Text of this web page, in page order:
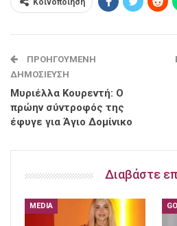
Κοινοποίηση
ΠΡΟΗΓΟΎΜΕΝΗ
ΔΗΜΟΣΊΕΥΣΗ
Μυριέλλα Κουρεντή: Ο
πρώην σύντροφός της
έφυγε για Άγιο Δομίνικο
Διαβάστε
MEDIA